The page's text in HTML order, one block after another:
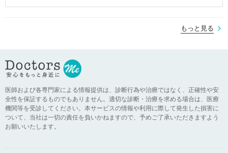
もっと見る
医師および各専門家による情報提供は、診断行為や治療ではなく、正確性や安
全性を保証するものでもありません。適切な診断・治療を求める場合は、医療
機関等を受診してください。本サービスの情報や利用に際して発生した損害に
ついて、当社は一切の責任を負いかねますので、予めご了承いただきますよう
お願いいたします。